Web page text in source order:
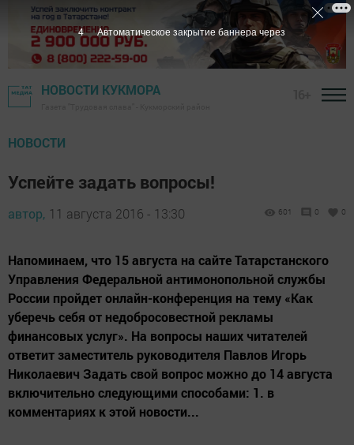
НОВОСТИ КУКМОРА
НОВОСТИ
Успейте задать вопросы!
автор, 11 августа 2016 - 13:30 601 0 0
Напоминаем, что 15 августа на сайте Татарстанского
Управления Федеральной антимонопольной службы
России пройдет онлайн-конференция на тему «Как
уберечь себя от недобросовестной рекламы
финансовых услуг». На вопросы наших читателей
ответит заместитель руководителя Павлов Игорь
Николаевич Задать свой вопрос можно до 14 августа
включительно следующими способами: 1. в
комментариях к этой новости...
3 Автоматическое закрытие баннера через